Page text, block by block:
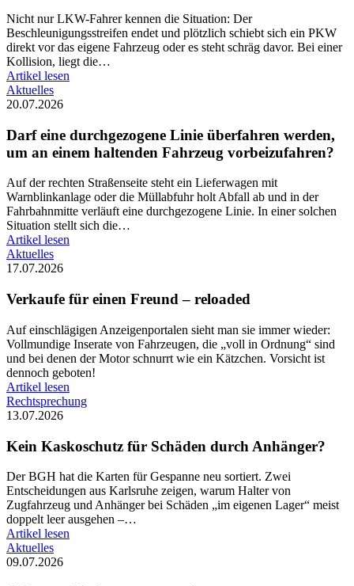
Nicht nur LKW-Fahrer kennen die Situation: Der
Beschleunigungsstreifen endet und plötzlich schiebt sich ein PKW
direkt vor das eigene Fahrzeug oder es steht schräg davor. Bei einer
Kollision, liegt die…
Artikel lesen
Aktuelles
20.07.2026
Darf eine durchgezogene Linie überfahren werden,
um an einem haltenden Fahrzeug vorbeizufahren?
Auf der rechten Straßenseite steht ein Lieferwagen mit
Warnblinkanlage oder die Müllabfuhr holt Abfall ab und in der
Fahrbahnmitte verläuft eine durchgezogene Linie. In einer solchen
Situation stellt sich die…
Artikel lesen
Aktuelles
17.07.2026
Verkaufe für einen Freund – reloaded
Auf einschlägigen Anzeigenportalen sieht man sie immer wieder:
Vollmundige Inserate von Fahrzeugen, die „voll in Ordnung“ sind
und bei denen der Motor schnurrt wie ein Kätzchen. Vorsicht ist
dennoch geboten!
Artikel lesen
Rechtsprechung
13.07.2026
Kein Kaskoschutz für Schäden durch Anhänger?
Der BGH hat die Karten für Gespanne neu sortiert. Zwei
Entscheidungen aus Karlsruhe zeigen, warum Halter von
Zugfahrzeug und Anhänger bei Schäden „im eigenen Lager“ meist
doppelt leer ausgehen –…
Artikel lesen
Aktuelles
09.07.2026